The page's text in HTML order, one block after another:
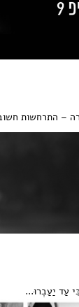
– התרחשות
עַד יַעַבְרוּ...